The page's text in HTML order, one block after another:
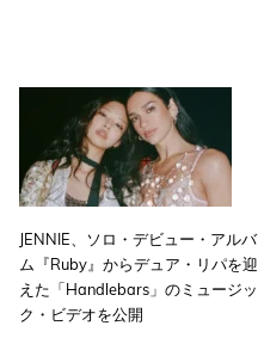
JENNIE、ソロ・デビュー・アルバ
ム『Ruby』からデュア・リパを迎
えた「Handlebars」のミュージッ
ク・ビデオを公開